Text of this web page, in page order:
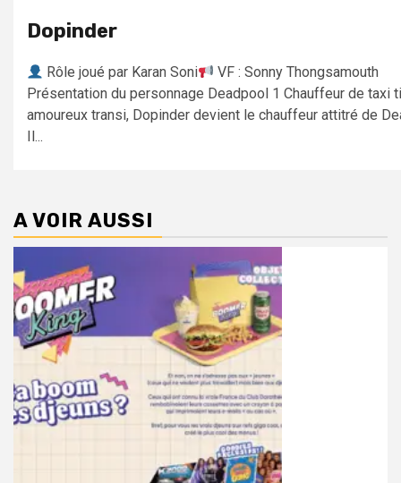
Dopinder
Rôle joué par Karan Soni
VF : Sonny Thongsamouth
Présentation du personnage Deadpool 1 Chauffeur de taxi
amoureux transi, Dopinder devient le chauffeur attitré de
Il...
A VOIR AUSSI